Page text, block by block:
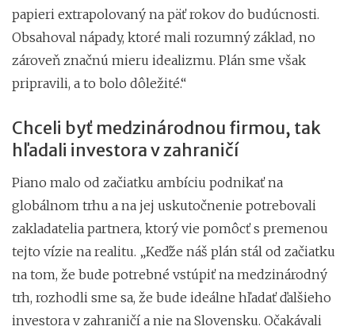
papieri extrapolovaný na päť rokov do budúcnosti.
Obsahoval nápady, ktoré mali rozumný základ, no
zároveň značnú mieru idealizmu. Plán sme však
pripravili, a to bolo dôležité.“
Chceli byť medzinárodnou firmou, tak
hľadali investora v zahraničí
Piano malo od začiatku ambíciu podnikať na
globálnom trhu a na jej uskutočnenie potrebovali
zakladatelia partnera, ktorý vie pomôcť s premenou
tejto vízie na realitu. „Keďže náš plán stál od začiatku
na tom, že bude potrebné vstúpiť na medzinárodný
trh, rozhodli sme sa, že bude ideálne hľadať ďalšieho
investora v zahraničí a nie na Slovensku. Očakávali